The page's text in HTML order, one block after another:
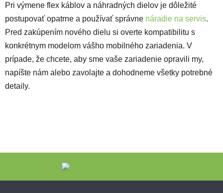
Pri výmene flex káblov a náhradných dielov je dôležité
postupovať opatrne a používať správne náradie na servis.
Pred zakúpením nového dielu si overte kompatibilitu s
konkrétnym modelom vášho mobilného zariadenia. V
prípade, že chcete, aby sme vaše zariadenie opravili my,
napíšte nám alebo zavolajte a dohodneme všetky potrebné
detaily.